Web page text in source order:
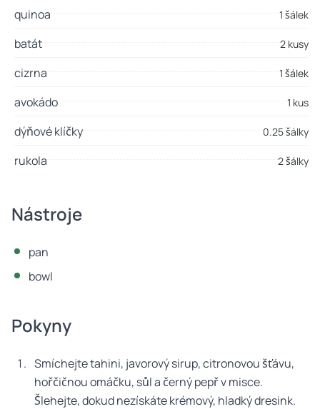
quinoa 1 šálek
batát 2 kusy
cizrna 1 šálek
avokádo 1 kus
dýňové klíčky 0.25 šálky
rukola 2 šálky
Nástroje
pan
bowl
Pokyny
Smíchejte tahini, javorový sirup, citronovou šťávu,
hořčičnou omáčku, sůl a černý pepř v misce.
Šlehejte, dokud nezískáte krémový, hladký dresink.